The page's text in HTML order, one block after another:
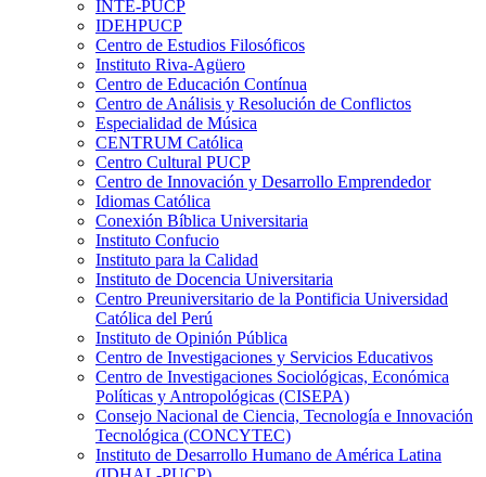
INTE-PUCP
IDEHPUCP
Centro de Estudios Filosóficos
Instituto Riva-Agüero
Centro de Educación Contínua
Centro de Análisis y Resolución de Conflictos
Especialidad de Música
CENTRUM Católica
Centro Cultural PUCP
Centro de Innovación y Desarrollo Emprendedor
Idiomas Católica
Conexión Bíblica Universitaria
Instituto Confucio
Instituto para la Calidad
Instituto de Docencia Universitaria
Centro Preuniversitario de la Pontificia Universidad
Católica del Perú
Instituto de Opinión Pública
Centro de Investigaciones y Servicios Educativos
Centro de Investigaciones Sociológicas, Económica
Políticas y Antropológicas (CISEPA)
Consejo Nacional de Ciencia, Tecnología e Innovación
Tecnológica (CONCYTEC)
Instituto de Desarrollo Humano de América Latina